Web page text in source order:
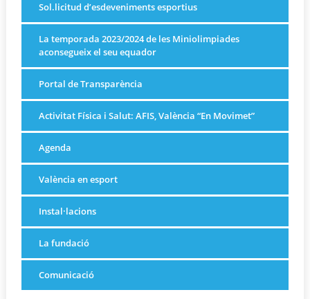
Sol.licitud d’esdeveniments esportius
La temporada 2023/2024 de les Miniolimpiades
aconsegueix el seu equador
Portal de Transparència
Activitat Física i Salut: AFIS, València “En Movimet”
Agenda
València en esport
Instal·lacions
La fundació
Comunicació